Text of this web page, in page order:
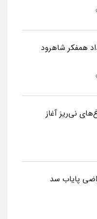
همفکر شاهرود
نی‌ریز آغاز
پایاب سد